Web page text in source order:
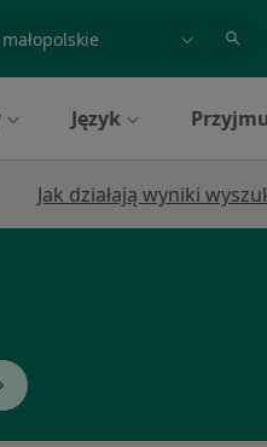
dzielnica
Język
Jak działają wyniki